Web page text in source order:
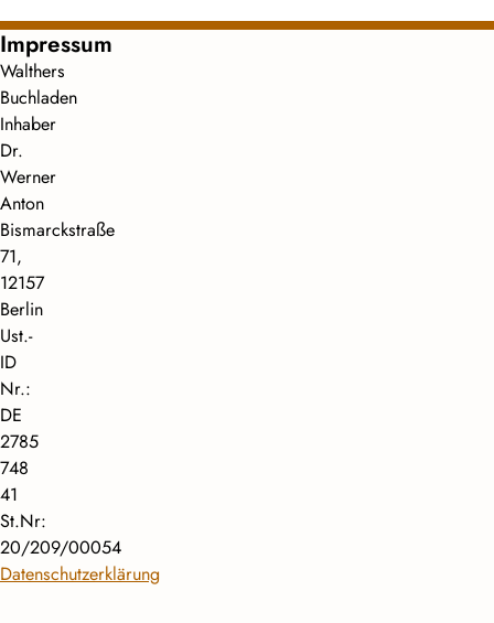
Impressum
Walthers
Buchladen
Inhaber
Dr.
Werner
Anton
Bismarckstraße
71,
12157
Berlin
Ust.-
ID
Nr.:
DE
2785
748
41
St.Nr:
20/209/00054
Datenschutzerklärung